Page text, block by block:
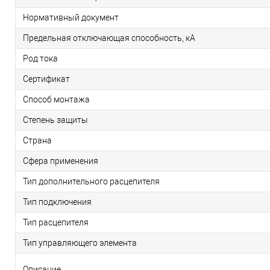
Нормативный документ
Предельная отключающая способность, кA
Род тока
Сертификат
Способ монтажа
Степень защиты
Страна
Сфера применения
Тип дополнительного расцепителя
Тип подключения
Тип расцепителя
Тип управляющего элемента